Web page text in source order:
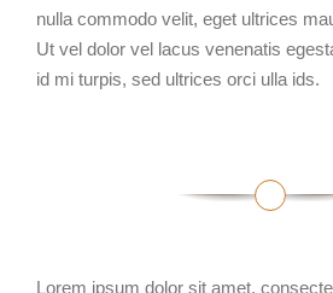
nulla commodo velit, eget ultrices
Ut vel dolor vel lacus venenatis
id mi turpis, sed ultrices orci ulla ids.
Lorem ipsum dolor sit amet,